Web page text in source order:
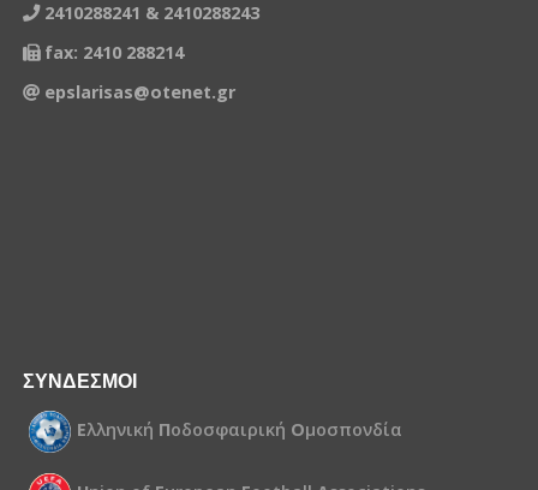
2410288241 & 2410288243
fax: 2410 288214
epslarisas@otenet.gr
ΣΥΝΔΕΣΜΟΙ
Ελληνική Ποδοσφαιρική Ομοσπονδία